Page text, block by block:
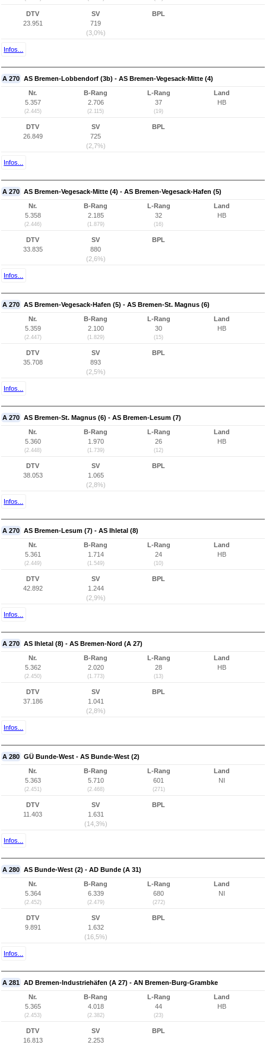
DTV
23.951
SV
719
(3,0%)
BPL
Infos...
A 270 AS Bremen-Lobbendorf (3b) - AS Bremen-Vegesack-Mitte (4)
Nr.
5.357
(2.445)
B-Rang
2.706
(2.115)
L-Rang
37
(19)
Land
HB
DTV
26.849
SV
725
(2,7%)
BPL
Infos...
A 270 AS Bremen-Vegesack-Mitte (4) - AS Bremen-Vegesack-Hafen (5)
Nr.
5.358
(2.446)
B-Rang
2.185
(1.879)
L-Rang
32
(16)
Land
HB
DTV
33.835
SV
880
(2,6%)
BPL
Infos...
A 270 AS Bremen-Vegesack-Hafen (5) - AS Bremen-St. Magnus (6)
Nr.
5.359
(2.447)
B-Rang
2.100
(1.829)
L-Rang
30
(15)
Land
HB
DTV
35.708
SV
893
(2,5%)
BPL
Infos...
A 270 AS Bremen-St. Magnus (6) - AS Bremen-Lesum (7)
Nr.
5.360
(2.448)
B-Rang
1.970
(1.739)
L-Rang
26
(12)
Land
HB
DTV
38.053
SV
1.065
(2,8%)
BPL
Infos...
A 270 AS Bremen-Lesum (7) - AS Ihletal (8)
Nr.
5.361
(2.449)
B-Rang
1.714
(1.549)
L-Rang
24
(10)
Land
HB
DTV
42.892
SV
1.244
(2,9%)
BPL
Infos...
A 270 AS Ihletal (8) - AS Bremen-Nord (A 27)
Nr.
5.362
(2.450)
B-Rang
2.020
(1.773)
L-Rang
28
(13)
Land
HB
DTV
37.186
SV
1.041
(2,8%)
BPL
Infos...
A 280 GÜ Bunde-West - AS Bunde-West (2)
Nr.
5.363
(2.451)
B-Rang
5.710
(2.468)
L-Rang
601
(271)
Land
NI
DTV
11.403
SV
1.631
(14,3%)
BPL
Infos...
A 280 AS Bunde-West (2) - AD Bunde (A 31)
Nr.
5.364
(2.452)
B-Rang
6.339
(2.479)
L-Rang
680
(272)
Land
NI
DTV
9.891
SV
1.632
(16,5%)
BPL
Infos...
A 281 AD Bremen-Industriehäfen (A 27) - AN Bremen-Burg-Grambke
Nr.
5.365
(2.453)
B-Rang
4.018
(2.382)
L-Rang
44
(23)
Land
HB
DTV
16.813
SV
2.253
BPL